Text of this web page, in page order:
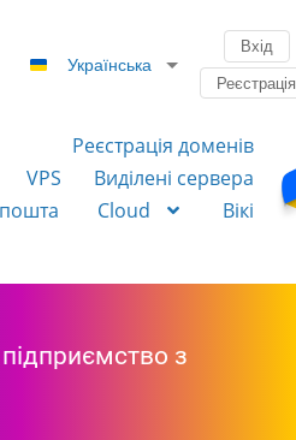
Українська
Вхід
Реєстрація
Реєстрація доменів
VPS
Виділені сервера
Cloud
Вікі
з